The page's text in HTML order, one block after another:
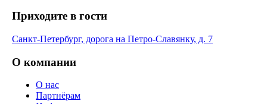
Приходите в гости
Санкт-Петербург, дорога на Петро-Славянку, д. 7
О компании
О нас
Партнёрам